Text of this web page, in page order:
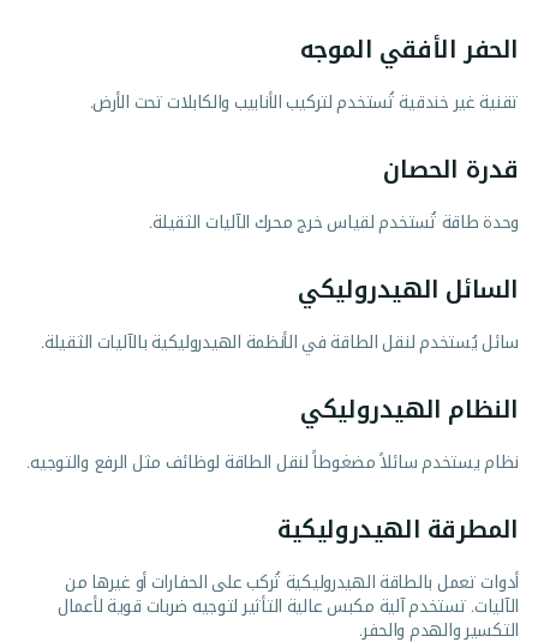
الحفر الأفقي الموجه
تقنية غير خندقية تُستخدم لتركيب الأنابيب والكابلات تحت الأرض.
قدرة الحصان
وحدة طاقة تُستخدم لقياس خرج محرك الآليات الثقيلة.
السائل الهيدروليكي
سائل يُستخدم لنقل الطاقة في الأنظمة الهيدروليكية بالآليات الثقيلة.
النظام الهيدروليكي
نظام يستخدم سائلاً مضغوطاً لنقل الطاقة لوظائف مثل الرفع والتوجيه.
المطرقة الهيدروليكية
أدوات تعمل بالطاقة الهيدروليكية تُركب على الحفارات أو غيرها من
الآليات. تستخدم آلية مكبس عالية التأثير لتوجيه ضربات قوية لأعمال
التكسير والهدم والحفر.